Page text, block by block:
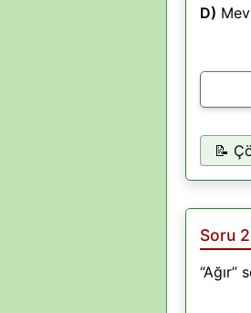
D)
📝
Soru 2
“Ağır”